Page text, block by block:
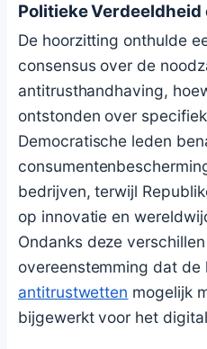
Politieke Verdeeldheid
De hoorzitting onthulde
consensus over de
antitrusthandhaving,
ontstonden over
Democratische leden
bedrijven, terwijl
op innovatie en
Ondanks deze
overeenstemming dat
antitrustwetten mogelijk
bijgewerkt voor het